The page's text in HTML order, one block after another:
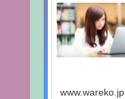
www.wareko.jp